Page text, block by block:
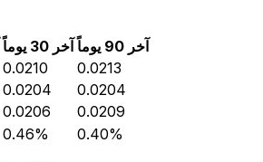
آخر 30 يوماً
آخر 90 يوماً
0.0210
0.0213
0.0204
0.0204
0.0206
0.0209
0.46% 0.40%